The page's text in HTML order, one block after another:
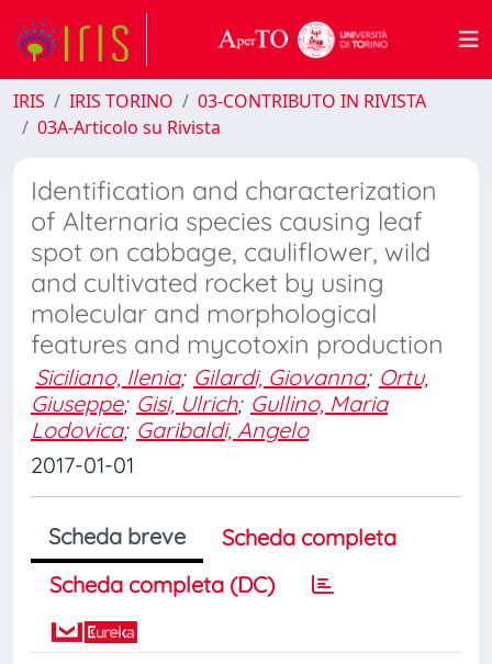
IRIS IRIS TORINO
03-CONTRIBUTO IN RIVISTA
03A-Articolo su Rivista
Identification and characterization
of Alternaria species causing leaf
spot on cabbage, cauliflower, wild
and cultivated rocket by using
molecular and morphological
features and mycotoxin production
Siciliano, Ilenia; Gilardi, Giovanna; Ortu,
Giuseppe; Gisi, Ulrich; Gullino, Maria
Lodovica; Garibaldi, Angelo
2017-01-01
Scheda breve
Scheda completa
Scheda completa (DC)